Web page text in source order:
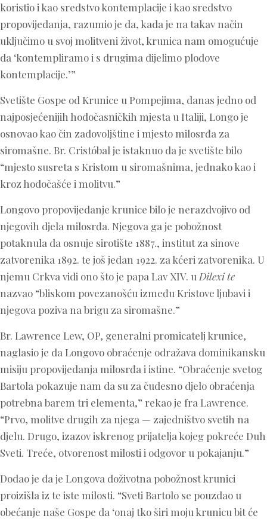
koristio i kao sredstvo kontemplacije i kao sredstvo
propovijedanja, razumio je da, kada je na takav način
uključimo u svoj molitveni život, krunica nam omogućuje
da ‘kontempliramo i s drugima dijelimo plodove
kontemplacije.’”
Svetište Gospe od Krunice u Pompejima, danas jedno od
najposjećenijih hodočasničkih mjesta u Italiji, Longo je
osnovao kao čin zadovoljštine i mjesto milosrđa za
siromašne. Br. Cristóbal je istaknuo da je svetište bilo
“mjesto susreta s Kristom u siromašnima, jednako kao i
kroz hodočašće i molitvu.”
Longovo propovijedanje krunice bilo je nerazdvojivo od
njegovih djela milosrđa. Njegova ga je pobožnost
potaknula da osnuje sirotište 1887., institut za sinove
zatvorenika 1892. te još jedan 1922. za kćeri zatvorenika. U
njemu Crkva vidi ono što je papa Lav XIV. u Dilexi te
nazvao “bliskom povezanošću između Kristove ljubavi i
njegova poziva na brigu za siromašne.”
Br. Lawrence Lew, OP, generalni promicatelj krunice,
naglasio je da Longovo obraćenje odražava dominikansku
misiju propovijedanja milosrđa i istine. “Obraćenje svetog
Bartola pokazuje nam da su za čudesno djelo obraćenja
potrebna barem tri elementa,” rekao je fra Lawrence.
“Prvo, molitve drugih za njega — zajedništvo svetih na
djelu. Drugo, izazov iskrenog prijatelja kojeg pokreće Duh
Sveti. Treće, otvorenost milosti i odgovor u pokajanju.”
Dodao je da je Longova doživotna pobožnost krunici
proizišla iz te iste milosti. “Sveti Bartolo se pouzdao u
obećanje naše Gospe da ‘onaj tko širi moju krunicu bit će